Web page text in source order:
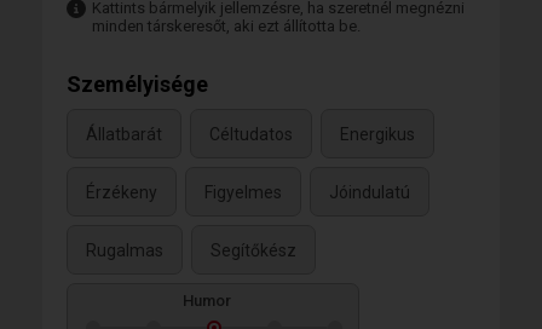
Kattints bármelyik jellemzésre, ha szeretnél megnézni
minden társkeresőt, aki ezt állította be.
Személyisége
Állatbarát Céltudatos Energikus
Érzékeny Figyelmes Jóindulatú
Rugalmas Segítőkész
Humor